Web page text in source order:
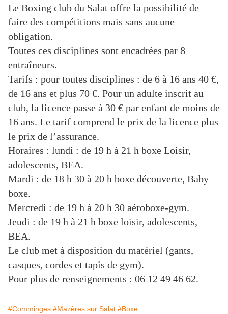
Le Boxing club du Salat offre la possibilité de
faire des compétitions mais sans aucune
obligation.
Toutes ces disciplines sont encadrées par 8
entraîneurs.
Tarifs : pour toutes disciplines : de 6 à 16 ans 40 €,
de 16 ans et plus 70 €. Pour un adulte inscrit au
club, la licence passe à 30 € par enfant de moins de
16 ans. Le tarif comprend le prix de la licence plus
le prix de l’assurance.
Horaires : lundi : de 19 h à 21 h boxe Loisir,
adolescents, BEA.
Mardi : de 18 h 30 à 20 h boxe découverte, Baby
boxe.
Mercredi : de 19 h à 20 h 30 aéroboxe-gym.
Jeudi : de 19 h à 21 h boxe loisir, adolescents,
BEA.
Le club met à disposition du matériel (gants,
casques, cordes et tapis de gym).
Pour plus de renseignements : 06 12 49 46 62.
#Comminges #Mazères sur Salat #Boxe